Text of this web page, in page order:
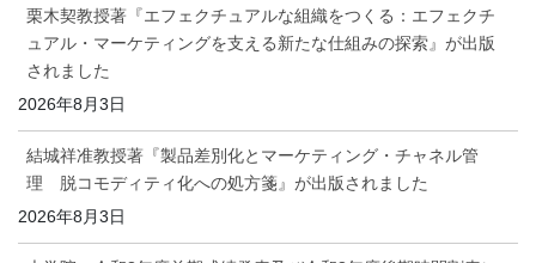
栗木契教授著『エフェクチュアルな組織をつくる：エフェクチ
ュアル・マーケティングを支える新たな仕組みの探索』が出版
されました
2026年8月3日
結城祥准教授著『製品差別化とマーケティング・チャネル管
理 脱コモディティ化への処方箋』が出版されました
2026年8月3日